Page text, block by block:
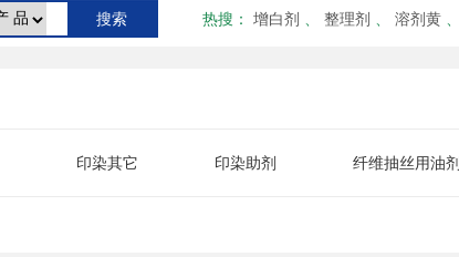
热搜 ： 增白剂 整理剂 溶剂黄
印染其它 印染助剂 纤维抽丝用油剂